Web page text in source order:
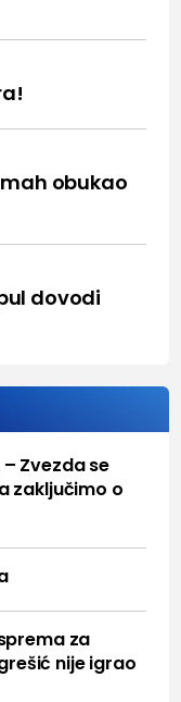
obukao
dovodi
Zvezda se
zaključimo o
za
nije igrao